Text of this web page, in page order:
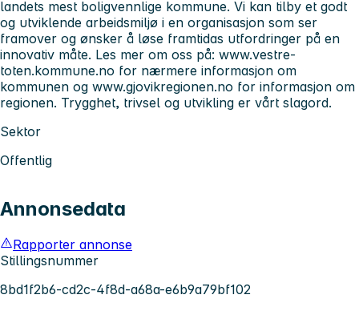
landets mest boligvennlige kommune. Vi kan tilby et godt
og utviklende arbeidsmiljø i en organisasjon som ser
framover og ønsker å løse framtidas utfordringer på en
innovativ måte. Les mer om oss på: www.vestre-
toten.kommune.no for nærmere informasjon om
kommunen og www.gjovikregionen.no for informasjon om
regionen. Trygghet, trivsel og utvikling er vårt slagord.
Sektor
Offentlig
Annonsedata
Rapporter annonse
Stillingsnummer
8bd1f2b6-cd2c-4f8d-a68a-e6b9a79bf102